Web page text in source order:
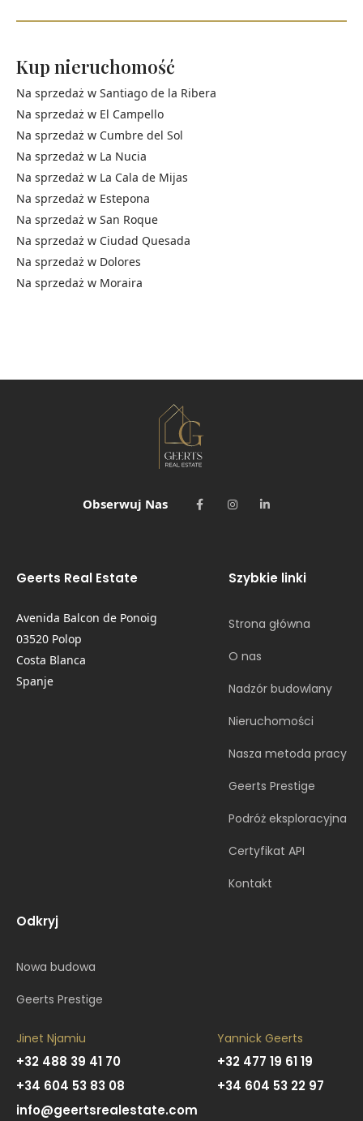
Kup nieruchomość
Na sprzedaż w Santiago de la Ribera
Na sprzedaż w El Campello
Na sprzedaż w Cumbre del Sol
Na sprzedaż w La Nucia
Na sprzedaż w La Cala de Mijas
Na sprzedaż w Estepona
Na sprzedaż w San Roque
Na sprzedaż w Ciudad Quesada
Na sprzedaż w Dolores
Na sprzedaż w Moraira
Obserwuj Nas
Geerts Real Estate
Avenida Balcon de Ponoig
03520 Polop
Costa Blanca
Spanje
Szybkie linki
Strona główna
O nas
Nadzór budowlany
Nieruchomości
Nasza metoda pracy
Geerts Prestige
Podróż eksploracyjna
Certyfikat API
Kontakt
Odkryj
Nowa budowa
Geerts Prestige
Jinet Njamiu
+32 488 39 41 70
+34 604 53 83 08
info@geertsrealestate.com
Yannick Geerts
+32 477 19 61 19
+34 604 53 22 97